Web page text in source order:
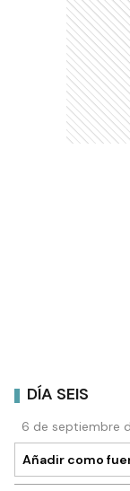
DÍA SEIS
6 de septiembre
Añadir como